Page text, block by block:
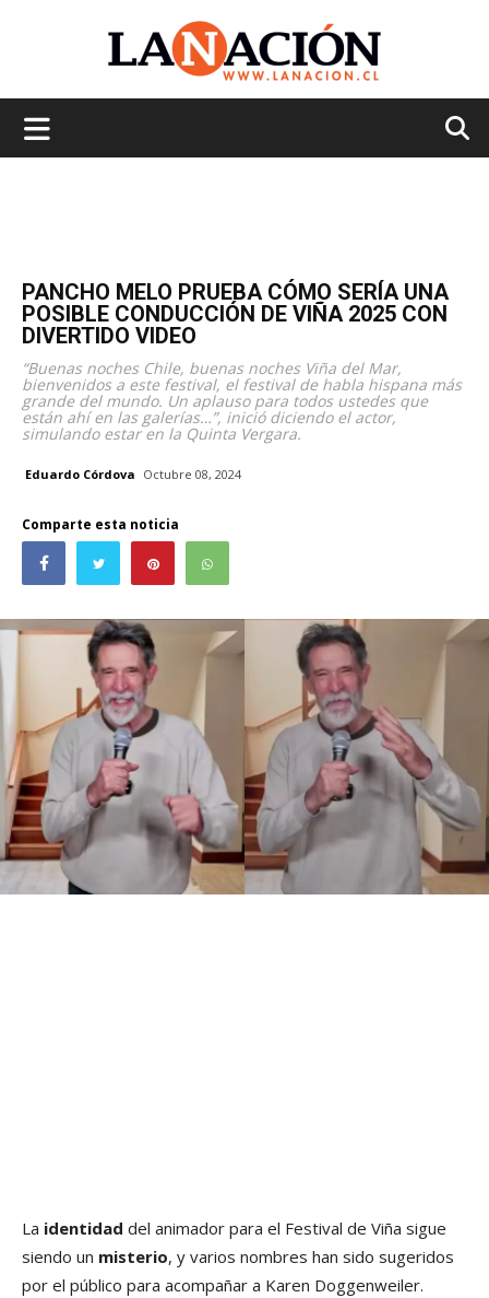
PANCHO MELO PRUEBA CÓMO SERÍA UNA
POSIBLE CONDUCCIÓN DE VIÑA 2025 CON
DIVERTIDO VIDEO
“Buenas noches Chile, buenas noches Viña del Mar,
bienvenidos a este festival, el festival de habla hispana más
grande del mundo. Un aplauso para todos ustedes que
están ahí en las galerías…”, inició diciendo el actor,
simulando estar en la Quinta Vergara.
Eduardo Córdova Octubre 08, 2024
Comparte esta noticia
La identidad del animador para el Festival de Viña sigue
siendo un misterio, y varios nombres han sido sugeridos
por el público para acompañar a Karen Doggenweiler.